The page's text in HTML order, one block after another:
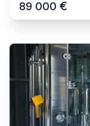
89 000 €